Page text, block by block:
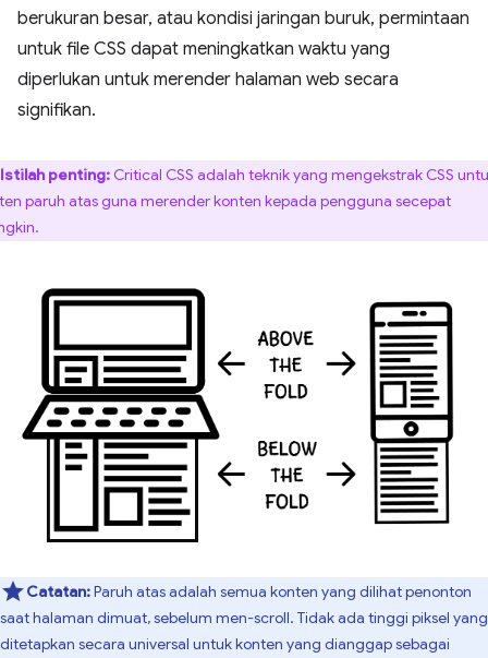
berukuran besar, atau kondisi jaringan buruk, permintaan
untuk file CSS dapat meningkatkan waktu yang
diperlukan untuk merender halaman web secara
signifikan.
Istilah penting: Critical CSS adalah teknik yang mengekstrak CSS
paruh atas guna merender konten kepada pengguna secepat
Catatan:Paruh atas adalah semua konten yang dilihat penonton
saat halaman dimuat, sebelum men-scroll. Tidak ada tinggi piksel yang
ditetapkan secara universal untuk konten yang dianggap sebagai